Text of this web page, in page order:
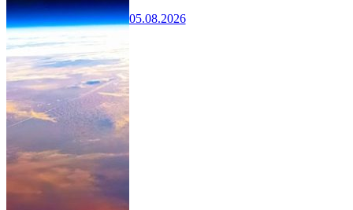
05.08.2026